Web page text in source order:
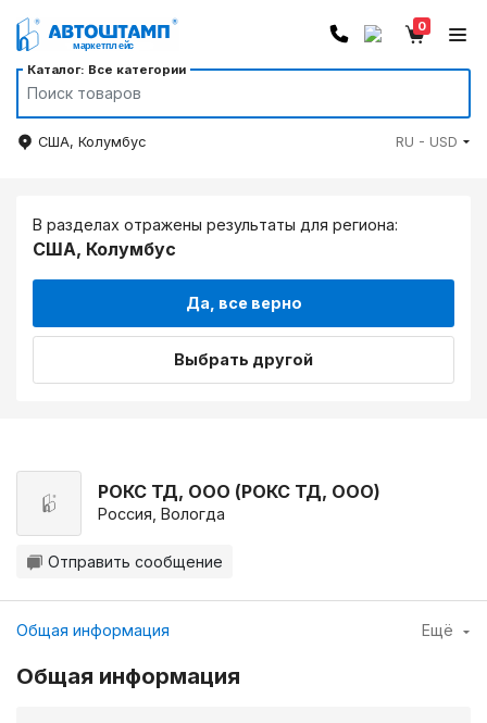
Каталог: Все категории
0
США, Колумбус RU - USD
В разделах отражены результаты для региона:
США, Колумбус
Да, все верно
Выбрать другой
РОКС ТД, ООО (РОКС ТД, ООО)
Россия, Вологда
Отправить сообщение
Общая информация Ещё
Общая информация